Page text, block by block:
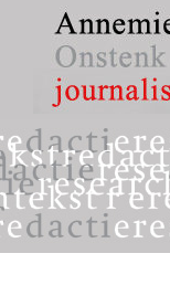
inhoud
eerste
sidebar
Annemiek
Onstenk
Journalist
tekst,
redactie
&
research